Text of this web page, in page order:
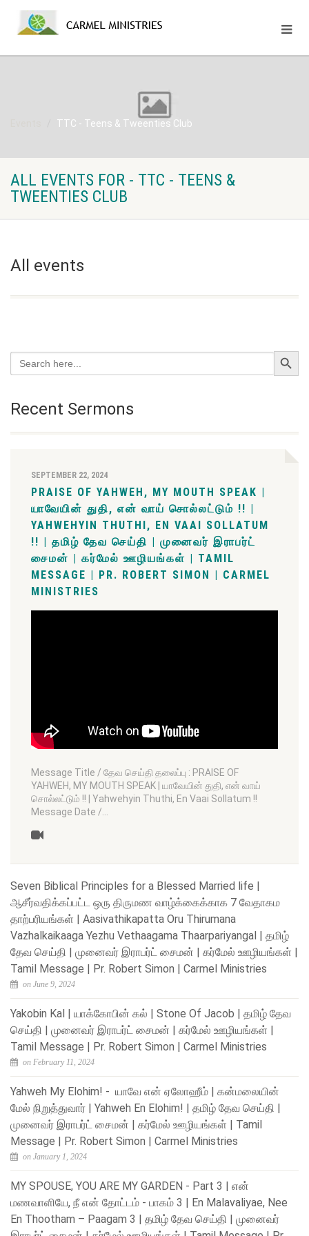
TTC - Teens & Tweenties Club
ALL EVENTS FOR - TTC - TEENS &
TWEENTIES CLUB
All events
Search
for:
Search Button
Recent Sermons
SEPTEMBER 22, 2024
PRAISE OF YAHWEH, MY MOUTH SPEAK |
யாவேயின் துதி, என் வாய் சொல்லட்டும் !! |
YAHWEHYIN THUTHI, EN VAAI SOLLATUM
!! | தமிழ் தேவ செய்தி | முனைவர் இராபர்ட்
சைமன் | கர்மேல் ஊழியங்கள் | TAMIL
MESSAGE | PR. ROBERT SIMON | CARMEL
MINISTRIES
Message Title / தேவ செய்தி தலைப்பு : PRAISE OF
YAHWEH, MY MOUTH SPEAK | யாவேயின் துதி, என் வாய்
சொல்லட்டும் !! | Yahwehyin Thuthi, En Vaai Sollatum !!
Message Date /…
Seven Biblical Principles for a Blessed Married life |
ஆசீர்வதிக்கப்பட்ட ஒரு திருமண வாழ்க்கைக்காக 7 வேதாகம
தாற்பரியங்கள் | Aasivathikapatta Oru Thirumana
Vazhalkaikaaga Yezhu Vethaagama Thaarpariyangal | தமிழ்
தேவ செய்தி | முனைவர் இராபர்ட் சைமன் | கர்மேல் ஊழியங்கள் |
Tamil Message | Pr. Robert Simon | Carmel Ministries
on June 9, 2024
Yakobin Kal | யாக்கோபின் கல் | Stone Of Jacob | தமிழ் தேவ
செய்தி | முனைவர் இராபர்ட் சைமன் | கர்மேல் ஊழியங்கள் |
Tamil Message | Pr. Robert Simon | Carmel Ministries
on February 11, 2024
Yahweh My Elohim! - யாவே என் ஏலோஹீம் | கன்மலையின்
மேல் நிறுத்துவார் | Yahweh En Elohim! | தமிழ் தேவ செய்தி |
முனைவர் இராபர்ட் சைமன் | கர்மேல் ஊழியங்கள் | Tamil
Message | Pr. Robert Simon | Carmel Ministries
on January 1, 2024
MY SPOUSE, YOU ARE MY GARDEN - Part 3 | என்
மணவாளியே, நீ என் தோட்டம் - பாகம் 3 | En Malavaliyae, Nee
En Thootham – Paagam 3 | தமிழ் தேவ செய்தி | முனைவர்